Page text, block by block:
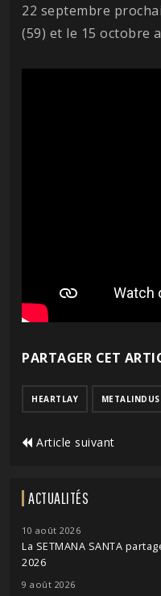
22 septembre
(59) et le 15 octobre
PARTAGER CET
HEARTLAY METALINDUS
Article suivant
ACTUALITÉS
10 août 2026
La SETMANA SANTA
2026
9 août 2026